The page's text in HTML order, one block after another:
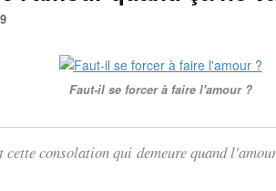
Faut-il se forcer à faire l'amour ?
cette consolation qui demeure quand